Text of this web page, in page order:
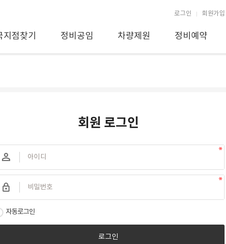
지점찾기 정비공임 차량제원 정비예약
로그인 회원가입
회원 로그인
자동로그인